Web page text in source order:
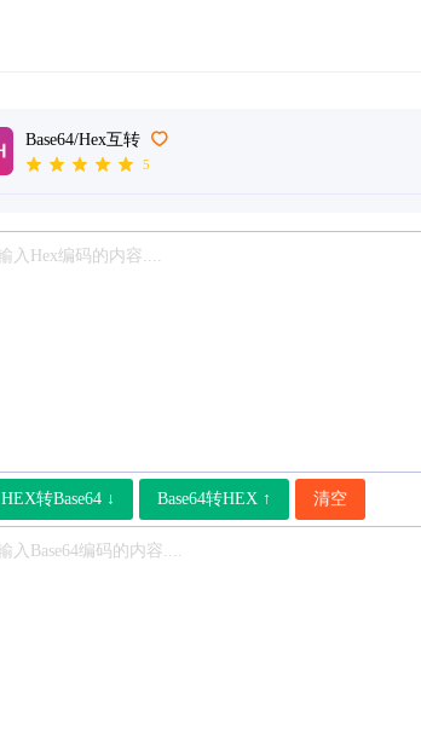
Base64/Hex互转
5
HEX转Base64 ↓ Base64转HEX ↑ 清空